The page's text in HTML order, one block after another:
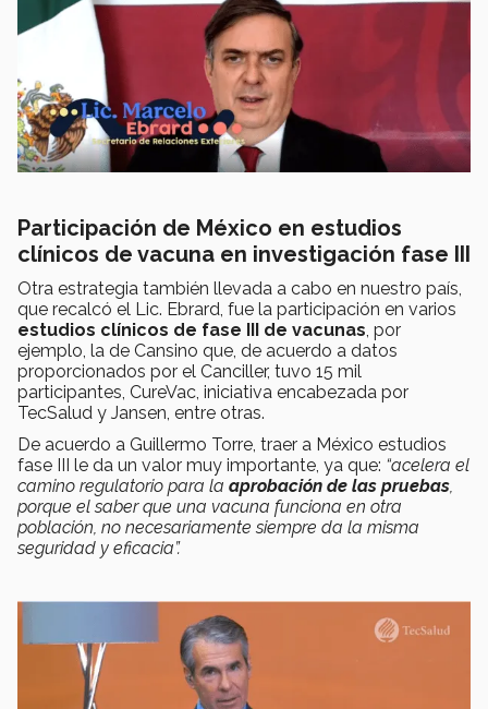
Participación de México en estudios
clínicos de vacuna en investigación fase III
Otra estrategia también llevada a cabo en nuestro país,
que recalcó el Lic. Ebrard, fue la participación en varios
estudios clínicos de fase III de vacunas, por
ejemplo, la de Cansino que, de acuerdo a datos
proporcionados por el Canciller, tuvo 15 mil
participantes, CureVac, iniciativa encabezada por
TecSalud y Jansen, entre otras.
De acuerdo a Guillermo Torre, traer a México estudios
fase III le da un valor muy importante, ya que: “acelera el
camino regulatorio para la aprobación de las pruebas,
porque el saber que una vacuna funciona en otra
población, no necesariamente siempre da la misma
seguridad y eficacia”.